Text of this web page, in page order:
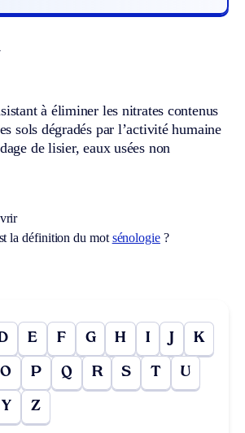
à éliminer les nitrates contenus
sols dégradés par l’activité humaine
de lisier, eaux usées non
la définition du mot sénologie?
E F G H I J K
O P Q R S T U
Y Z